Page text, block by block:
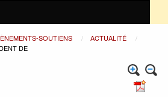
SOUTIENS
ACTUALITÉ
DE